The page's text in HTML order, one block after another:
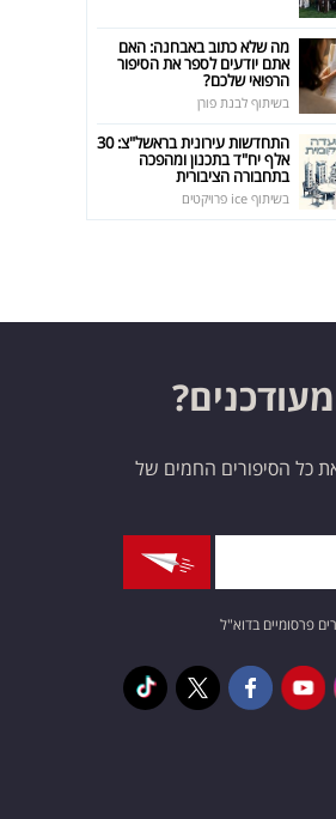
מה שלא כתוב באבחנה: האם
אתם יודעים לספר את הסיפור
הרפואי שלכם?
בשיתוף לבנת פורן
התחדשות עירונית בראשל"צ: 30
אלף יח"ד בתכנון ומהפכה
בתחבורה הציבורית
בשיתוף ice פרויקטים
כל הסיפורים החמים של
פרסומיים בדוא"ל